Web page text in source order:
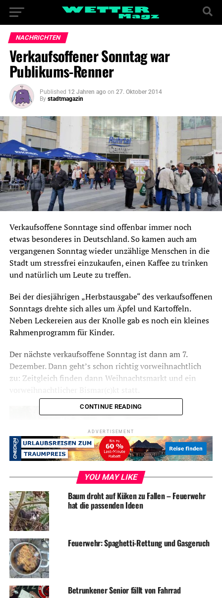
NACHRICHTEN
Verkaufsoffener Sonntag war
Publikums-Renner
Published 12 Jahren ago on 27. Oktober 2014
By stadtmagazin
Verkaufsoffene Sonntage sind offenbar immer noch
etwas besonderes in Deutschland. So kamen auch am
vergangenen Sonntag wieder unzählige Menschen in die
Stadt um stressfrei einzukaufen, einen Kaffee zu trinken
und natürlich um Leute zu treffen.
Bei der diesjährigen „Herbstausgabe“ des verkaufsoffenen
Sonntags drehte sich alles um Äpfel und Kartoffeln.
Neben Leckereien aus der Knolle gab es noch ein kleines
Rahmenprogramm für Kinder.
Der nächste verkaufsoffene Sonntag ist dann am 7.
Dezember. Dann geht’s schon richtig vorweihnachtlich
zu: Zeitgleich finden dann Weihnachtsmarkt und ein
CONTINUE READING
ADVERTISEMENT
YOU MAY LIKE
Baum droht auf Küken zu Fallen – Feuerwehr
hat die passenden Ideen
Feuerwehr: Spaghetti-Rettung und Gasgeruch
Betrunkener Senior fällt von Fahrrad